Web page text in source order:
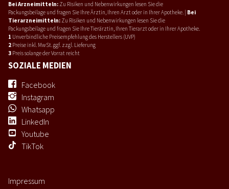
Bei Arzneimitteln: Zu Risiken und Nebenwirkungen lesen Sie die
Packungsbeilage und fragen Sie Ihre Ärztin, Ihren Arzt oder in Ihrer Apotheke. | Bei
Tierarzneimitteln: Zu Risiken und Nebenwirkungen lesen Sie die
Packungsbeilage und fragen Sie Ihre Tierärztin, Ihren Tierarzt oder in Ihrer Apotheke.
1 Unverbindliche Preisempfehlung des Herstellers (UVP)
2 Preise inkl. MwSt. ggf. zzgl. Lieferung
3 Preis solange der Vorrat reicht
SOZIALE MEDIEN
Facebook
Instagram
Whatsapp
LinkedIn
Youtube
TikTok
Impressum